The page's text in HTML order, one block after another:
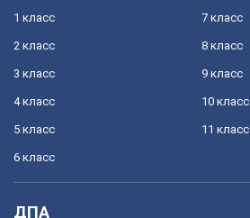
1 класс
2 класс
3 класс
4 класс
5 класс
6 класс
7 класс
8 класс
9 класс
10 класс
11 класс
ДПА